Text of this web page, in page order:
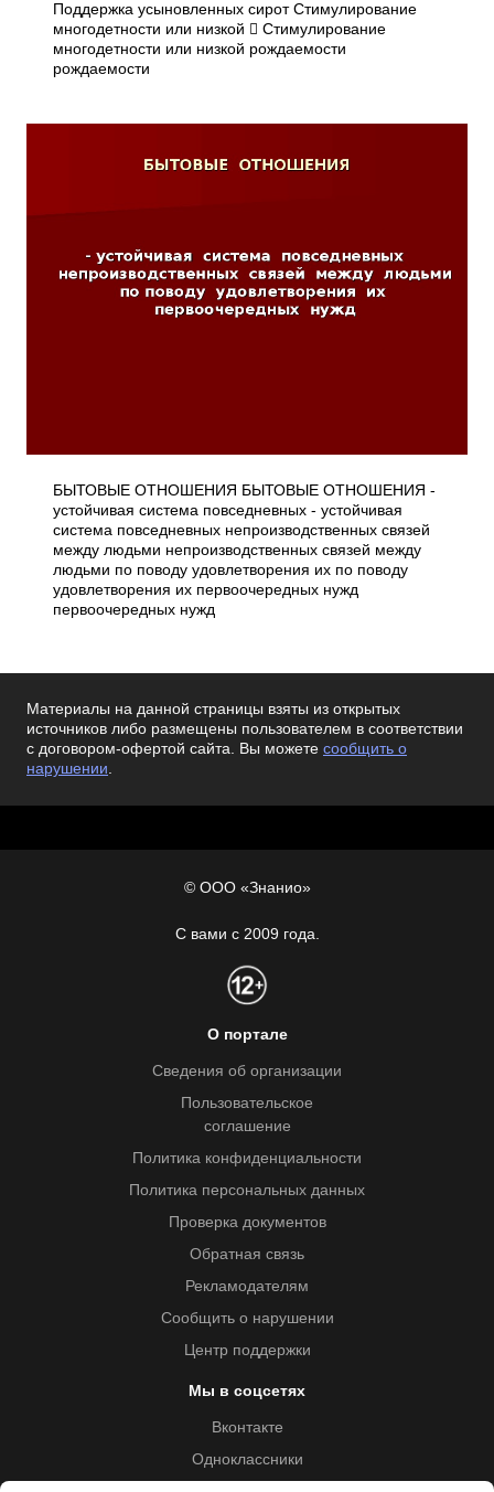
Поддержка усыновленных сирот Стимулирование
многодетности или низкой  Стимулирование
многодетности или низкой рождаемости
рождаемости
БЫТОВЫЕ ОТНОШЕНИЯ БЫТОВЫЕ ОТНОШЕНИЯ -
устойчивая система повседневных - устойчивая
система повседневных непроизводственных связей
между людьми непроизводственных связей между
людьми по поводу удовлетворения их по поводу
удовлетворения их первоочередных нужд
первоочередных нужд
Материалы на данной страницы взяты из открытых
источников либо размещены пользователем в соответствии
с договором-офертой сайта. Вы можете сообщить о
нарушении.
© ООО «Знанио»
С вами с 2009 года.
О портале
Сведения об организации
Пользовательское
соглашение
Политика конфиденциальности
Политика персональных данных
Проверка документов
Обратная связь
Рекламодателям
Сообщить о нарушении
Центр поддержки
Мы в соцсетях
Вконтакте
Одноклассники